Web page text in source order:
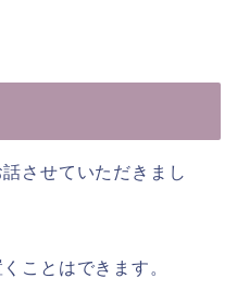
させていただきまし
ことはできます。